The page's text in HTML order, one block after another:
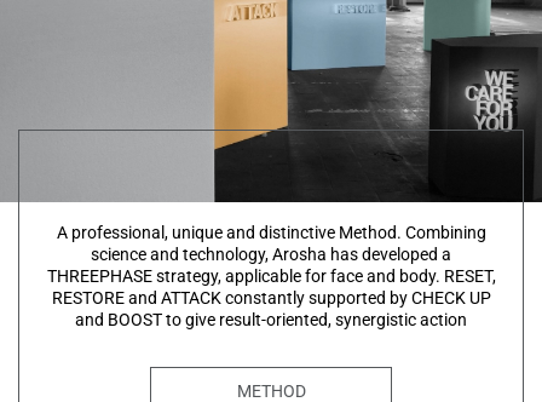
A professional, unique and distinctive Method. Combining
science and technology, Arosha has developed a
THREEPHASE strategy, applicable for face and body. RESET,
RESTORE and ATTACK constantly supported by CHECK UP
and BOOST to give result-oriented, synergistic action
METHOD